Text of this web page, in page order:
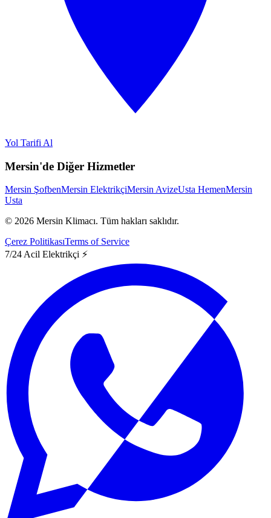
Yol Tarifi Al
Mersin'de Diğer Hizmetler
Mersin ŞofbenMersin ElektrikçiMersin AvizeUsta HemenMersin
Usta
© 2026 Mersin Klimacı. Tüm hakları saklıdır.
Çerez PolitikasıTerms of Service
7/24 Acil Elektrikçi ⚡